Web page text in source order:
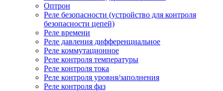
Оптрон
Реле безопасности (устройство для контроля
безопасности цепей)
Реле времени
Реле давления дифференциальное
Реле коммутационное
Реле контроля температуры
Реле контроля тока
Реле контроля уровня/заполнения
Реле контроля фаз